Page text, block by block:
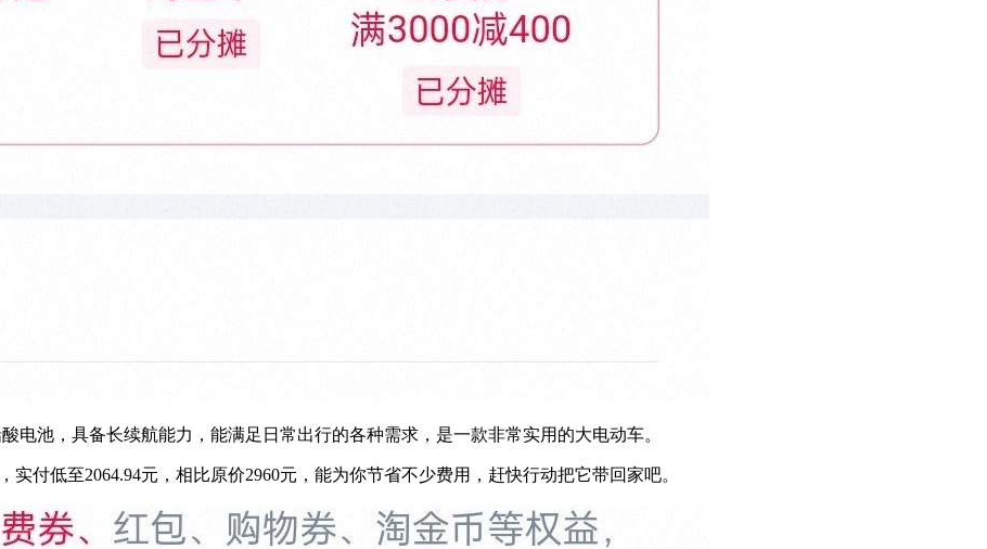
电池，具备长续航能力，能满足日常出行的各种需求，是一款非常实用的大电动车。
付低至2064.94元，相比原价2960元，能为你节省不少费用，赶快行动把它带回家吧。